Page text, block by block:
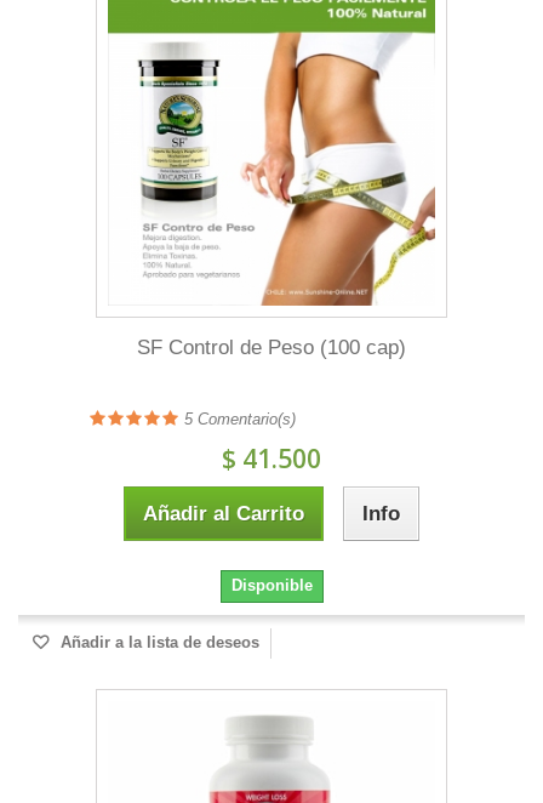
SF Control de Peso (100 cap)
5 Comentario(s)
$ 41.500
Añadir al Carrito Info
Disponible
Añadir a la lista de deseos